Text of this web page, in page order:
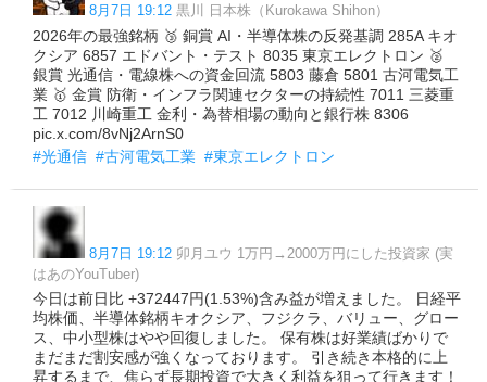
8月7日 19:12 黒川 日本株（Kurokawa Shihon）
2026年の最強銘柄 🥉 銅賞 AI・半導体株の反発基調 285A キオ
クシア 6857 エドバント・テスト 8035 東京エレクトロン 🥈
銀賞 光通信・電線株への資金回流 5803 藤倉 5801 古河電気工
業 🥇 金賞 防衛・インフラ関連セクターの持続性 7011 三菱重
工 7012 川崎重工 金利・為替相場の動向と銀行株 8306
pic.x.com/8vNj2ArnS0
#光通信 #古河電気工業 #東京エレクトロン
8月7日 19:12 卯月ユウ 1万円→2000万円にした投資家 (実
はあのYouTuber)
今日は前日比 +372447円(1.53%)含み益が増えました。 日経平
均株価、半導体銘柄キオクシア、フジクラ、バリュー、グロー
ス、中小型株はやや回復しました。 保有株は好業績ばかりで
まだまだ割安感が強くなっております。 引き続き本格的に上
昇するまで、焦らず長期投資で大きく利益を狙って行きます！